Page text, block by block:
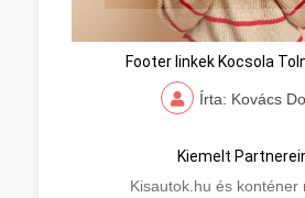
Footer linkek Kocsola
Írta: Kovács
Kiemelt
Kisautok.hu és konténer